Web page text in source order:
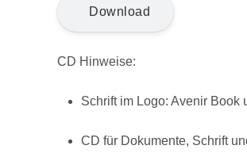
Download
CD Hinweise:
Schrift im Logo: Avenir Book
CD für Dokumente, Schrift